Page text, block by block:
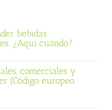
bebidas
¿Aquí cuándo?
comerciales y
(Código europeo